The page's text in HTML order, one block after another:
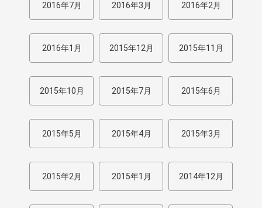
2016年7月 2016年3月 2016年2月
2016年1月 2015年12月 2015年11月
2015年10月 2015年7月 2015年6月
2015年5月 2015年4月 2015年3月
2015年2月 2015年1月 2014年12月